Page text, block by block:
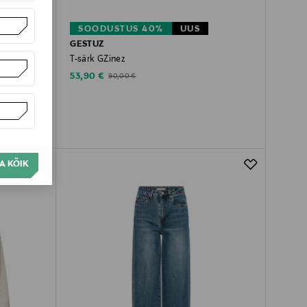
KÕIK
SOODUSTUS 40%
UUS
GESTUZ
T-särk GZinez
Discounted Price
53,90 € Original Price
90,00 €